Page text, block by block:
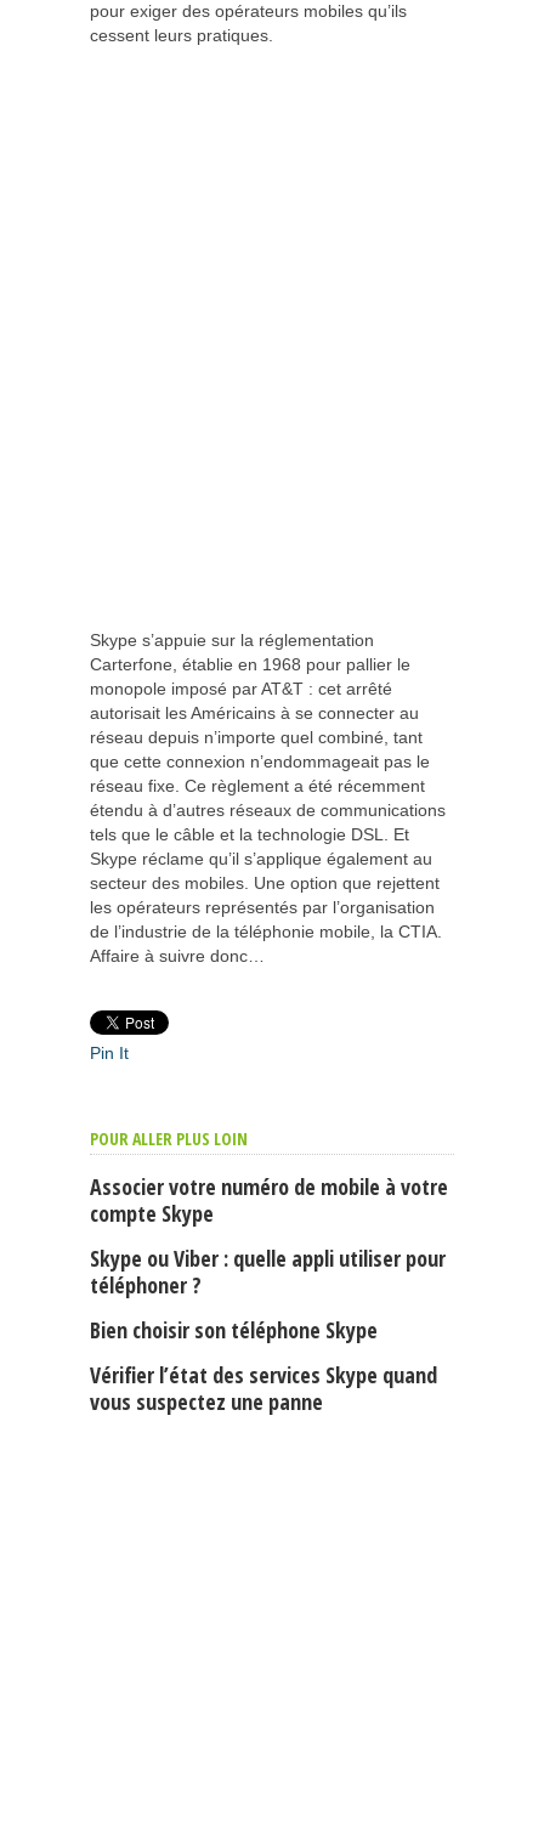
pour exiger des opérateurs mobiles qu’ils
cessent leurs pratiques.
Skype s’appuie sur la réglementation
Carterfone, établie en 1968 pour pallier le
monopole imposé par AT&T : cet arrêté
autorisait les Américains à se connecter au
réseau depuis n’importe quel combiné, tant
que cette connexion n’endommageait pas le
réseau fixe. Ce règlement a été récemment
étendu à d’autres réseaux de communications
tels que le câble et la technologie DSL. Et
Skype réclame qu’il s’applique également au
secteur des mobiles. Une option que rejettent
les opérateurs représentés par l’organisation
de l’industrie de la téléphonie mobile, la CTIA.
Affaire à suivre donc…
Pin It
POUR ALLER PLUS LOIN
Associer votre numéro de mobile à votre
compte Skype
Skype ou Viber : quelle appli utiliser pour
téléphoner ?
Bien choisir son téléphone Skype
Vérifier l’état des services Skype quand
vous suspectez une panne